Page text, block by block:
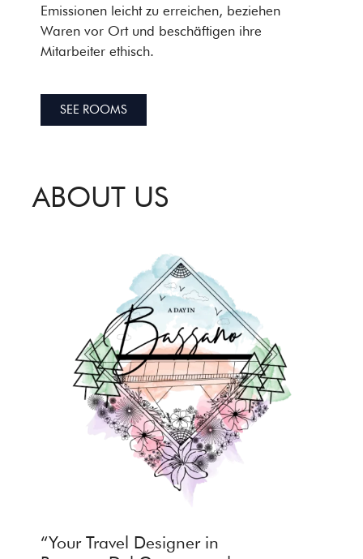
Emissionen leicht zu erreichen, beziehen
Waren vor Ort und beschäftigen ihre
Mitarbeiter ethisch.
SEE ROOMS
ABOUT US
“Your Travel Designer in